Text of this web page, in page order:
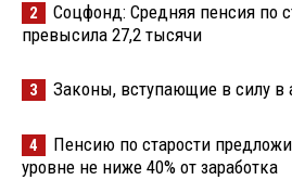
2
Соцфонд: Средняя пенсия по
превысила 27,2 тысячи
3 Законы, вступающие в силу в
4
Пенсию по старости
уровне не ниже 40% от заработка